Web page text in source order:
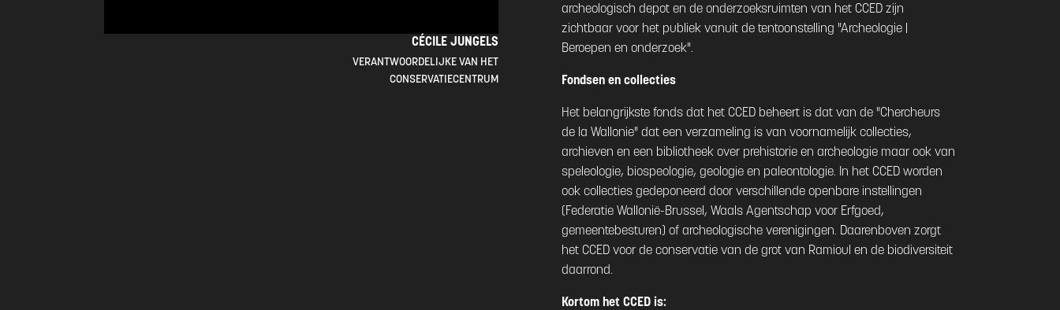
CÉCILE JUNGELS
VERANTWOORDELIJKE VAN HET
CONSERVATIECENTRUM
archeologisch depot en de onderzoeksruimten van het CCED zijn
zichtbaar voor het publiek vanuit de tentoonstelling "Archeologie |
Beroepen en onderzoek".
Fondsen en collecties
Het belangrijkste fonds dat het CCED beheert is dat van de "Chercheurs
de la Wallonie" dat een verzameling is van voornamelijk collecties,
archieven en een bibliotheek over prehistorie en archeologie maar ook van
speleologie, biospeologie, geologie en paleontologie. In het CCED worden
ook collecties gedeponeerd door verschillende openbare instellingen
(Federatie Wallonië-Brussel, Waals Agentschap voor Erfgoed,
gemeentebesturen) of archeologische verenigingen. Daarenboven zorgt
het CCED voor de conservatie van de grot van Ramioul en de biodiversiteit
daarrond.
Kortom het CCED is: